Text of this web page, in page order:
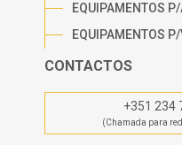
EQUIPAMENTOS
EQUIPAMENTOS
CONTACTOS
+351 234
(Chamada para